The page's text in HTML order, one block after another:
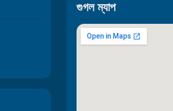
গুগল ম্যাপ